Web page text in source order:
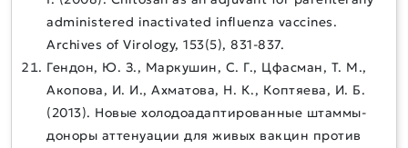
administered inactivated influenza vaccines.
Archives of Virology, 153(5), 831-837.
Гендон, Ю. З., Маркушин, С. Г., Цфасман, Т. М.,
Акопова, И. И., Ахматова, Н. К., Коптяева, И. Б.
(2013). Новые холодоадаптированные штаммы-
доноры аттенуации для живых вакцин против